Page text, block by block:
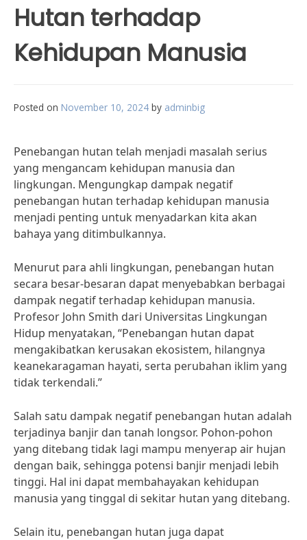
Hutan terhadap
Kehidupan Manusia
Posted on November 10, 2024 by adminbig
Penebangan hutan telah menjadi masalah serius
yang mengancam kehidupan manusia dan
lingkungan. Mengungkap dampak negatif
penebangan hutan terhadap kehidupan manusia
menjadi penting untuk menyadarkan kita akan
bahaya yang ditimbulkannya.
Menurut para ahli lingkungan, penebangan hutan
secara besar-besaran dapat menyebabkan berbagai
dampak negatif terhadap kehidupan manusia.
Profesor John Smith dari Universitas Lingkungan
Hidup menyatakan, “Penebangan hutan dapat
mengakibatkan kerusakan ekosistem, hilangnya
keanekaragaman hayati, serta perubahan iklim yang
tidak terkendali.”
Salah satu dampak negatif penebangan hutan adalah
terjadinya banjir dan tanah longsor. Pohon-pohon
yang ditebang tidak lagi mampu menyerap air hujan
dengan baik, sehingga potensi banjir menjadi lebih
tinggi. Hal ini dapat membahayakan kehidupan
manusia yang tinggal di sekitar hutan yang ditebang.
Selain itu, penebangan hutan juga dapat